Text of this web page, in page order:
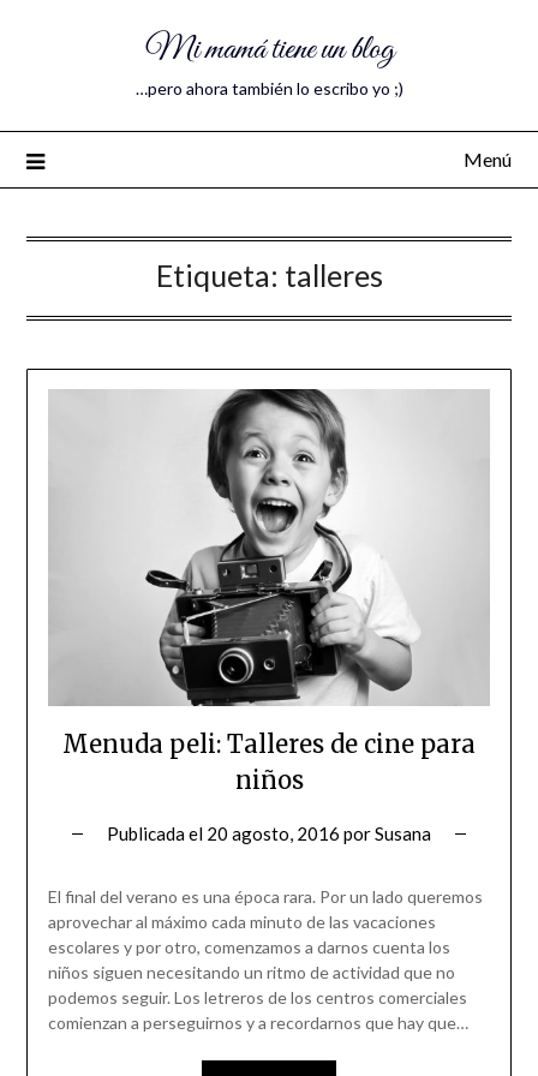
Mi mamá tiene un blog
…pero ahora también lo escribo yo ;)
Menú
Etiqueta: talleres
Menuda peli: Talleres de cine para
niños
Publicada el 20 agosto, 2016 porSusana
El final del verano es una época rara. Por un lado queremos
aprovechar al máximo cada minuto de las vacaciones
escolares y por otro, comenzamos a darnos cuenta los
niños siguen necesitando un ritmo de actividad que no
podemos seguir. Los letreros de los centros comerciales
comienzan a perseguirnos y a recordarnos que hay que…